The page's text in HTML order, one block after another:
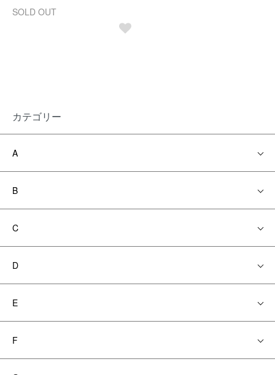
SOLD OUT
カテゴリー
A
B
C
D
E
F